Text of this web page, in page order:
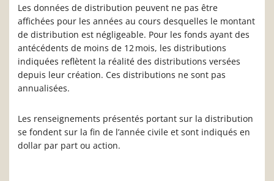
Les données de distribution peuvent ne pas être
affichées pour les années au cours desquelles le montant
de distribution est négligeable. Pour les fonds ayant des
antécédents de moins de 12 mois, les distributions
indiquées reflètent la réalité des distributions versées
depuis leur création. Ces distributions ne sont pas
annualisées.
Les renseignements présentés portant sur la distribution
se fondent sur la fin de l’année civile et sont indiqués en
dollar par part ou action.